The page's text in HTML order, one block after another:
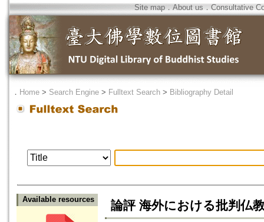
Site map．About us ． Consultative
． Home > Search Engine > Fulltext Search > Bibliography Detail
Available resources 論評 海外における批判仏